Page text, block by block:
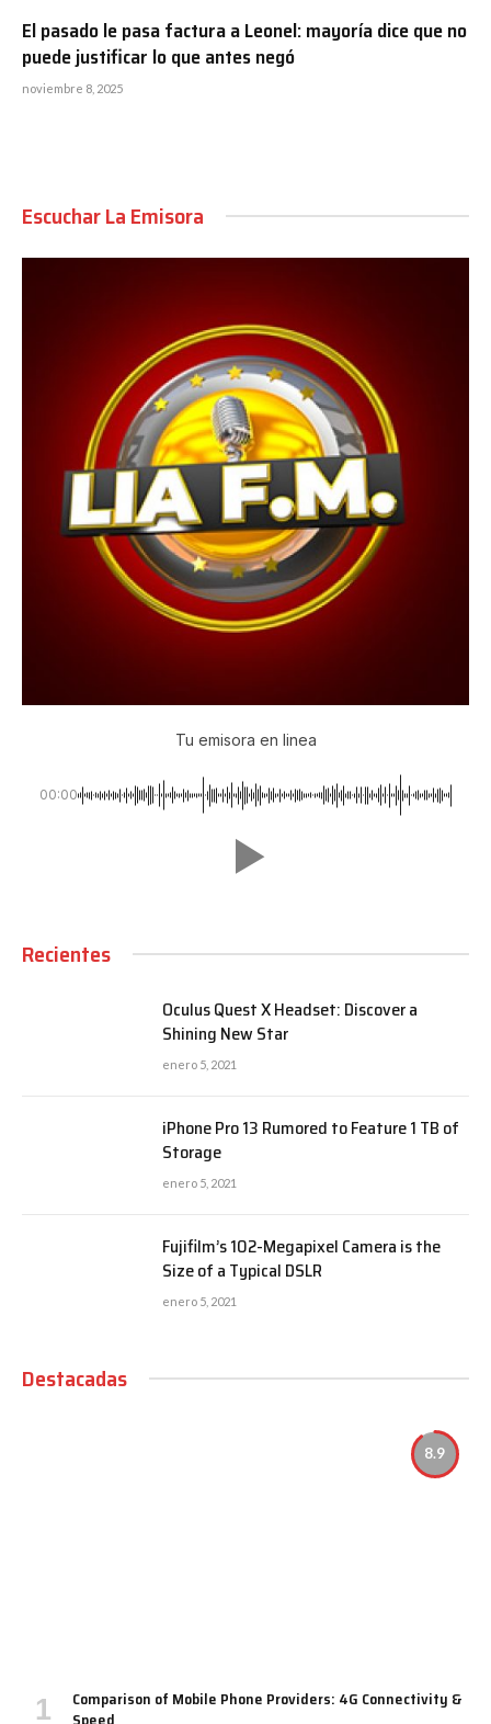
El pasado le pasa factura a Leonel: mayoría dice que no
puede justificar lo que antes negó
noviembre 8, 2025
Escuchar La Emisora
Tu emisora en linea
00:00
Recientes
Oculus Quest X Headset: Discover a
Shining New Star
enero 5, 2021
iPhone Pro 13 Rumored to Feature 1 TB of
Storage
enero 5, 2021
Fujifilm’s 102-Megapixel Camera is the
Size of a Typical DSLR
enero 5, 2021
Destacadas
8.9
Comparison of Mobile Phone Providers: 4G Connectivity &